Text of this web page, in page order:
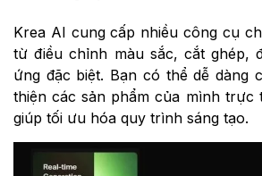
Krea AI cung cấp nhiều công cụ
từ điều chỉnh màu sắc, cắt ghép,
ứng đặc biệt. Bạn có thể dễ dàng
thiện các sản phẩm của mình trực
giúp tối ưu hóa quy trình sáng tạo.